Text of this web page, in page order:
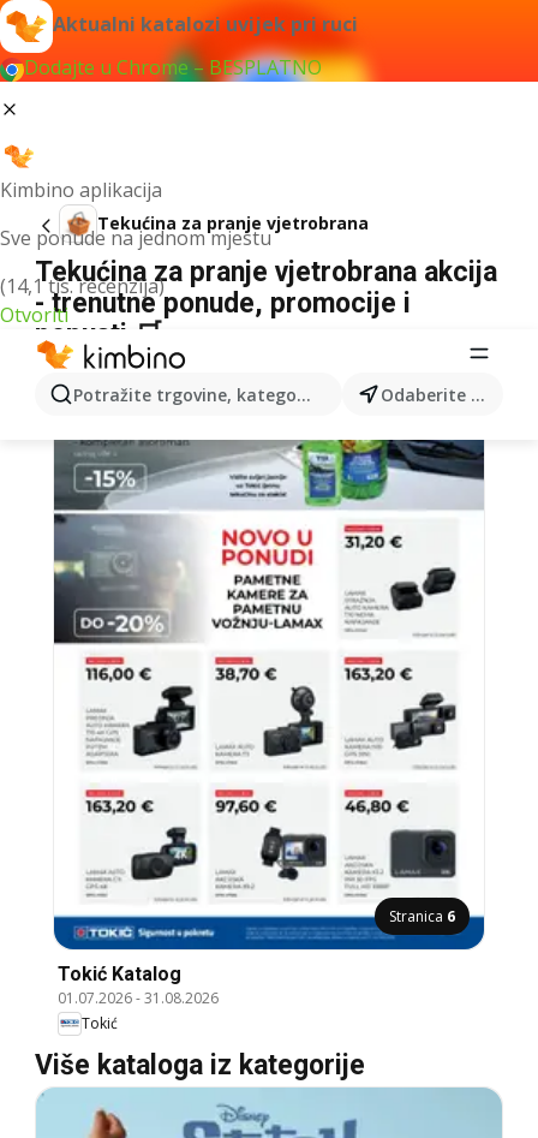
Aktualni katalozi uvijek pri ruci
Dodajte u Chrome – BESPLATNO
Kimbino aplikacija
Sve ponude na jednom mjestu
(14,1 tis. recenzija)
Otvoriti
Potražite trgovine, kategorije, proizvode... Odaberite grad
Tekućina za pranje vjetrobrana
Tekućina za pranje vjetrobrana akcija
- trenutne ponude, promocije i
popusti 🛒
Stranica 6
Tokić Katalog
01.07.2026-31.08.2026
Tokić
Više kataloga iz kategorije